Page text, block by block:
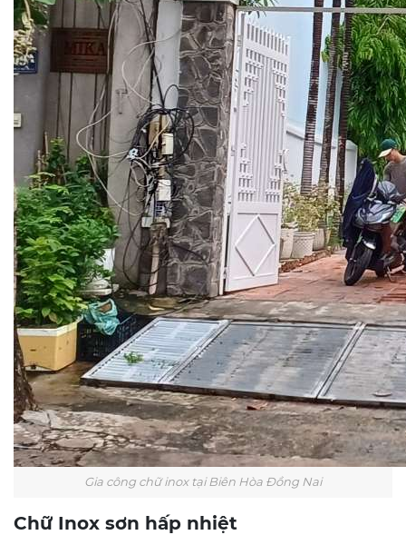
Gia công chữ inox tại Biên Hòa Đồng Nai
Chữ Inox sơn hấp nhiệt